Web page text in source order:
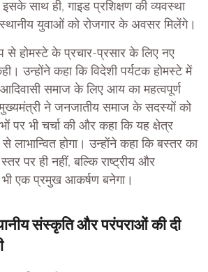
साथ ही, गाइड प्रशिक्षण की व्यवस्था
युवाओं को रोजगार के अवसर मिलेंगे।
से होमस्टे के प्रचार-प्रसार के लिए नए
उन्होंने कहा कि विदेशी पर्यटक होमस्टे में
समाज के लिए आय का महत्वपूर्ण
ने जनजातीय समाज के सदस्यों को
पर भी चर्चा की और कहा कि यह क्षेत्र
लाभान्वित होगा। उन्होंने कहा कि बस्तर का
पर ही नहीं, बल्कि राष्ट्रीय और
भी एक प्रमुख आकर्षण बनेगा।
संस्कृति और परंपराओं की दी